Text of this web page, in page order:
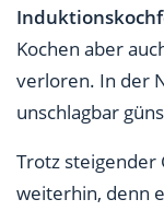
Kochen aber
verloren. In der
unschlagbar
Trotz steigender
weiterhin, denn